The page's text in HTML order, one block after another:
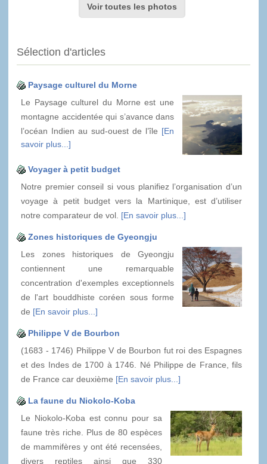
Voir toutes les photos
Sélection d'articles
Paysage culturel du Morne
Le Paysage culturel du Morne est une
montagne accidentée qui s’avance dans
l’océan Indien au sud-ouest de l’île [En
savoir plus...]
Voyager à petit budget
Notre premier conseil si vous planifiez l’organisation d’un
voyage à petit budget vers la Martinique, est d’utiliser
notre comparateur de vol. [En savoir plus...]
Zones historiques de Gyeongju
Les zones historiques de Gyeongju
contiennent une remarquable
concentration d'exemples exceptionnels
de l'art bouddhiste coréen sous forme
de [En savoir plus...]
Philippe V de Bourbon
(1683 - 1746) Philippe V de Bourbon fut roi des Espagnes
et des Indes de 1700 à 1746. Né Philippe de France, fils
de France car deuxième [En savoir plus...]
La faune du Niokolo-Koba
Le Niokolo-Koba est connu pour sa
faune très riche. Plus de 80 espèces
de mammifères y ont été recensées,
divers reptiles ainsi que 330